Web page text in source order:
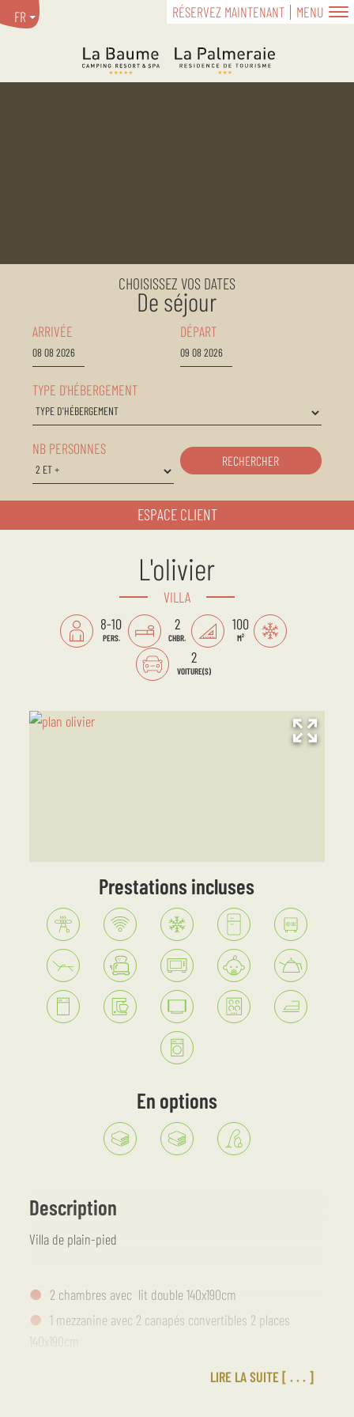
RÉSERVEZ MAINTENANT MENU
FR
CHOISISSEZ VOS DATES
De séjour
ARRIVÉE DÉPART
TYPE D'HÉBERGEMENT
NB PERSONNES
RECHERCHER
ESPACE CLIENT
L'olivier
VILLA
8-10
PERS.
2
CHBR.
100
M²
2
VOITURE(S)
Prestations incluses
En options
Description
Villa de plain-pied
2 chambres avec lit double 140x190cm
1 mezzanine avec 2 canapés convertibles 2 places
140x190cm
1 cuisine équipée avec un réfrigérateur-congélateur, un
four micro-onde grill, 1 plaque de cuisson 4 feux avec hotte
LIRE LA SUITE